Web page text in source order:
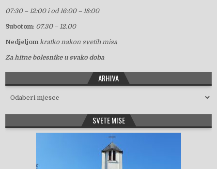
07:30 – 12:00 i od 16:00 – 18:00
Subotom: 07.30 – 12.00
Nedjeljom kratko nakon svetih misa
Za hitne bolesnike u svako doba
ARHIVA
Arhiva
SVETE MISE